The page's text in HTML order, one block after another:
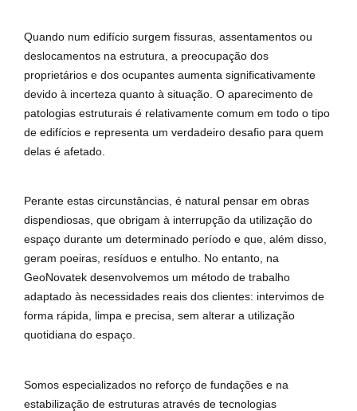
Quando num edifício surgem fissuras, assentamentos ou
deslocamentos na estrutura, a preocupação dos
proprietários e dos ocupantes aumenta significativamente
devido à incerteza quanto à situação. O aparecimento de
patologias estruturais é relativamente comum em todo o tipo
de edifícios e representa um verdadeiro desafio para quem
delas é afetado.
Perante estas circunstâncias, é natural pensar em obras
dispendiosas, que obrigam à interrupção da utilização do
espaço durante um determinado período e que, além disso,
geram poeiras, resíduos e entulho. No entanto, na
GeoNovatek desenvolvemos um método de trabalho
adaptado às necessidades reais dos clientes: intervimos de
forma rápida, limpa e precisa, sem alterar a utilização
quotidiana do espaço.
Somos especializados no reforço de fundações e na
estabilização de estruturas através de tecnologias